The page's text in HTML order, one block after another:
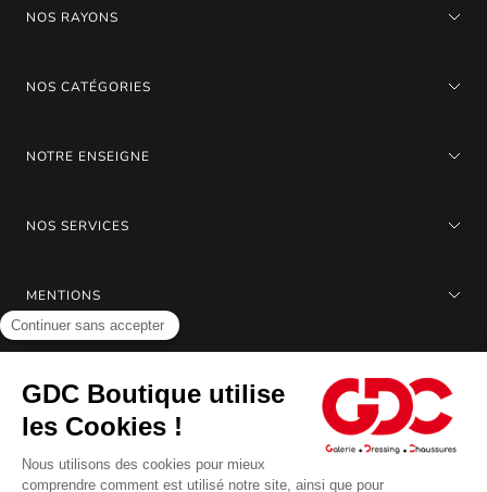
NOS RAYONS
NOS CATÉGORIES
NOTRE ENSEIGNE
NOS SERVICES
MENTIONS